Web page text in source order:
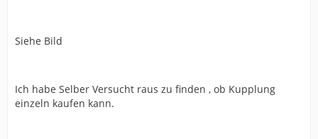
Siehe Bild
Ich habe Selber Versucht raus zu finden , ob Kupplung
einzeln kaufen kann.